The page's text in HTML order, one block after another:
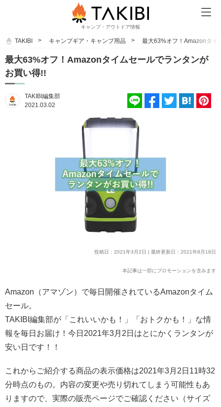
キャンプ・アウトドア情報
TAKIBI キャンプギア・キャンプ用品 最大63%オフ！Amazonタイ
最大63%オフ！Amazonタイムセールでランタンが
お買い得!!
TAKIBI編集部
2021.03.02
投稿日：2021年3月2日 | 最終更新日：2021年8月18日
本記事は一部にプロモーションを含みます
Amazon（アマゾン）で毎日開催されているAmazonタイム
セール。
TAKIBI編集部が「これいいかも！」「おトクかも！」な情
報を毎日お届け！今日2021年3月2日はとにかくランタンが
安い日です！！
これからご紹介する商品の表示価格は2021年3月2日11時32
分時点のもの。内容の変更や売り切れてしまう可能性もあ
りますので、実際の販売ページでご確認ください（サイズ